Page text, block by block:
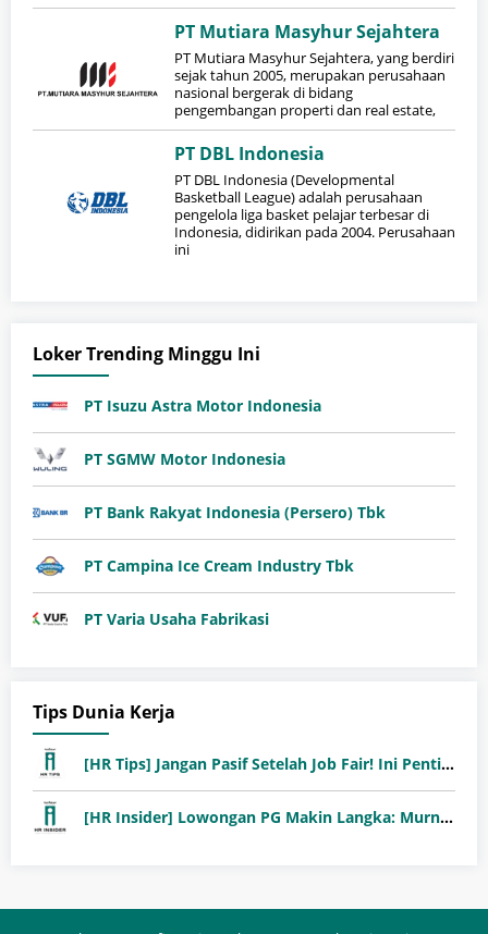
PT Mutiara Masyhur Sejahtera
PT Mutiara Masyhur Sejahtera, yang berdiri
sejak tahun 2005, merupakan perusahaan
nasional bergerak di bidang
pengembangan properti dan real estate,
PT DBL Indonesia
PT DBL Indonesia (Developmental
Basketball League) adalah perusahaan
pengelola liga basket pelajar terbesar di
Indonesia, didirikan pada 2004. Perusahaan
ini
Loker Trending Minggu Ini
PT Isuzu Astra Motor Indonesia
PT SGMW Motor Indonesia
PT Bank Rakyat Indonesia (Persero) Tbk
PT Campina Ice Cream Industry Tbk
PT Varia Usaha Fabrikasi
Tips Dunia Kerja
[HR Tips] Jangan Pasif Setelah Job Fair! Ini Pentingnya Follow-Up Setelah Job Fair
[HR Insider] Lowongan PG Makin Langka: Murni Seleksi atau Jalur Orang Dalam?